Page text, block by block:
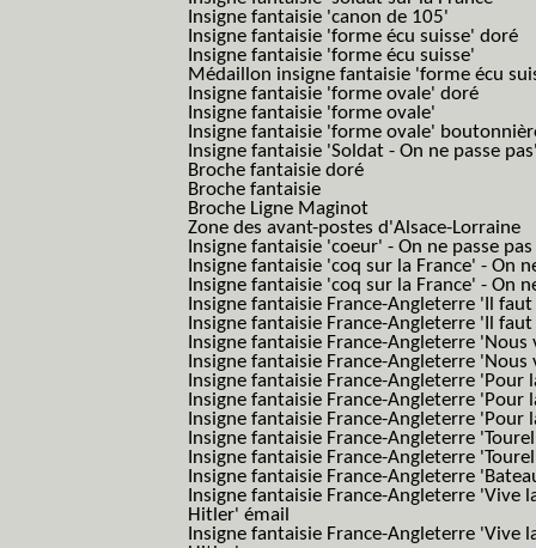
Insigne fantaisie 'canon de 105'
Insigne fantaisie 'forme écu suisse' doré
Insigne fantaisie 'forme écu suisse'
Médaillon insigne fantaisie 'forme écu
Insigne fantaisie 'forme ovale' doré
Insigne fantaisie 'forme ovale'
Insigne fantaisie 'forme ovale'
Insigne fantaisie 'Soldat - On ne passe
Broche fantaisie doré
Broche fantaisie
Broche Ligne Maginot
Zone des avant-postes d'Alsace-Lorraine
Insigne fantaisie 'coeur' - On ne passe pas
Insigne fantaisie 'coq sur la France' - On
Insigne fantaisie 'coq sur la France' - On
Insigne fantaisie France-Angleterre 'Il
Insigne fantaisie France-Angleterre 'Il
Insigne fantaisie France-Angleterre
Insigne fantaisie France-Angleterre
Insigne fantaisie France-Angleterre 'Pour
Insigne fantaisie France-Angleterre 'Pour
Insigne fantaisie France-Angleterre 'Pour
Insigne fantaisie France-Angleterre
Insigne fantaisie France-Angleterre
Insigne fantaisie France-Angleterre
Insigne fantaisie France-Angleterre
Hitler' émail
Insigne fantaisie France-Angleterre